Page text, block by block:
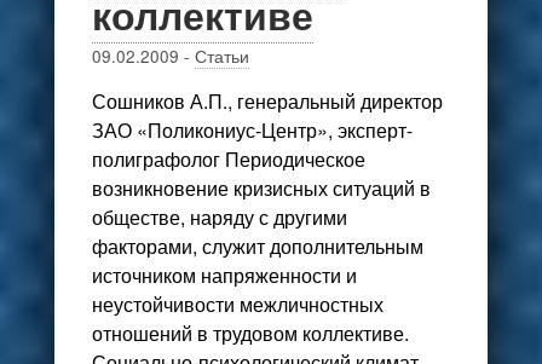
коллективе
09.02.2009 - Статьи
Сошников А.П., генеральный директор
ЗАО «Поликониус-Центр», эксперт-
полиграфолог Периодическое
возникновение кризисных ситуаций в
обществе, наряду с другими
факторами, служит дополнительным
источником напряженности и
неустойчивости межличностных
отношений в трудовом коллективе.